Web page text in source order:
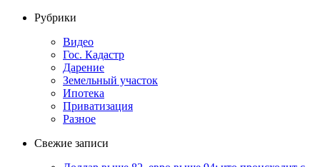
Рубрики
Видео
Гос. Кадастр
Дарение
Земельный участок
Ипотека
Приватизация
Разное
Свежие записи